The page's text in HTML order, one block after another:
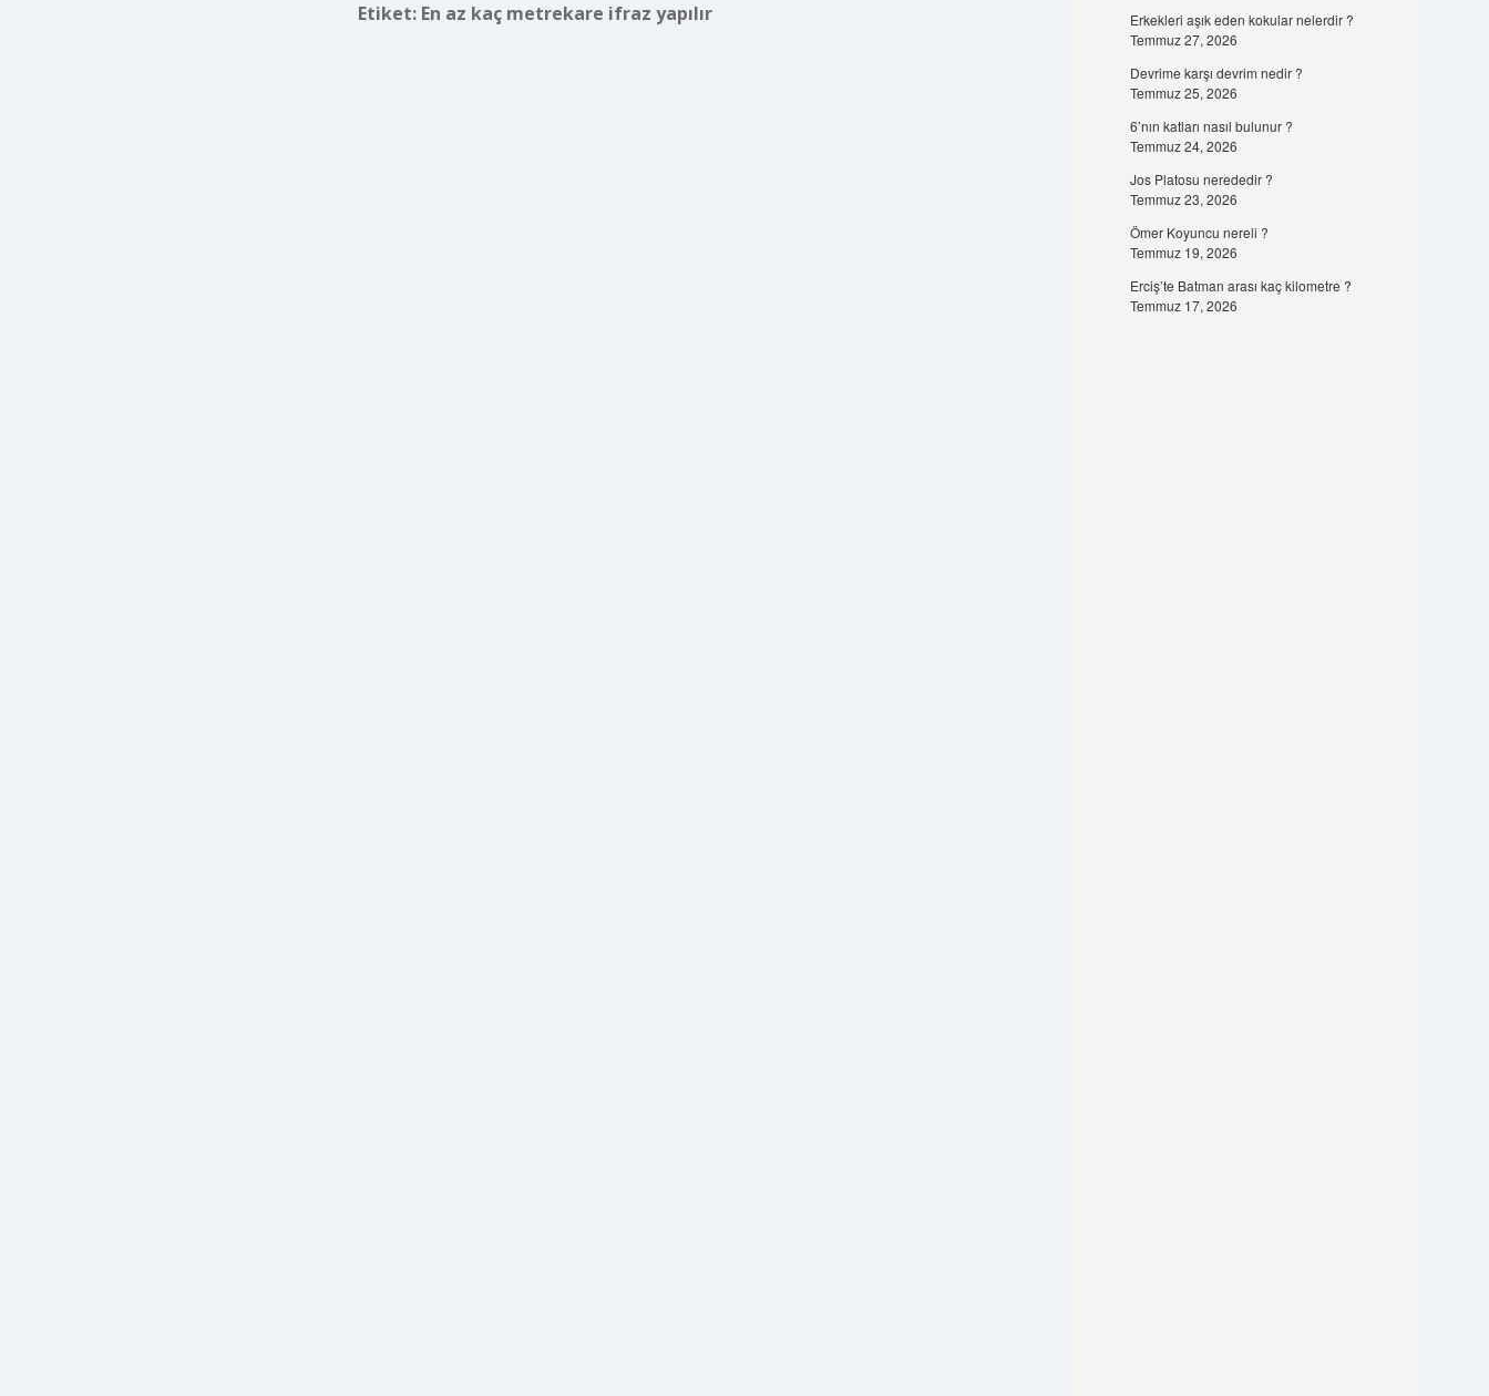
Etiket: En az kaç metrekare ifraz yapılır
Erkekleri aşık eden kokular nelerdir ?
Temmuz 27, 2026
Devrime karşı devrim nedir ?
Temmuz 25, 2026
6’nın katları nasıl bulunur ?
Temmuz 24, 2026
Jos Platosu nerededir ?
Temmuz 23, 2026
Ömer Koyuncu nereli ?
Temmuz 19, 2026
Erciş’te Batman arası kaç kilometre ?
Temmuz 17, 2026